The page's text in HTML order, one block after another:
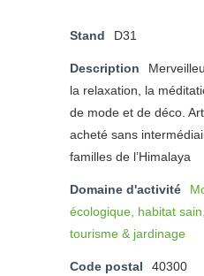
Stand D31
Description
la relaxation, la
de mode et de déco.
acheté sans
familles de l’Himalaya
Domaine d'activité
écologique, habitat
tourisme & jardinage
Code postal 40300